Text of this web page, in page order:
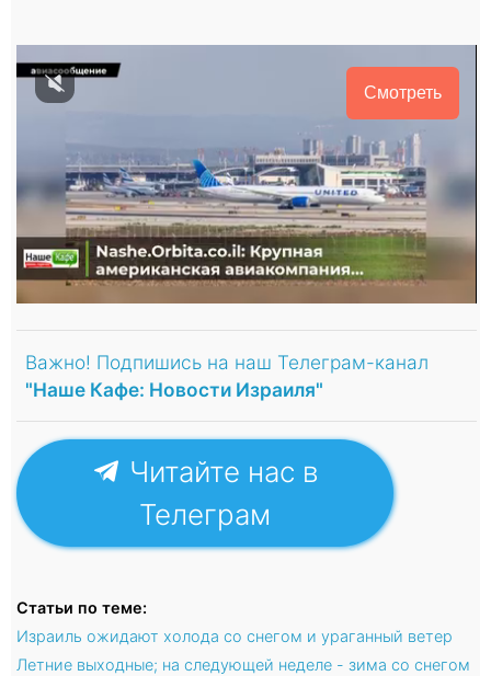
Смотреть
Важно! Подпишись на наш Телеграм-канал
"Наше Кафе: Новости Израиля"
Читайте нас в
Телеграм
Статьи по теме:
Израиль ожидают холода со снегом и ураганный ветер
Летние выходные; на следующей неделе - зима со снегом